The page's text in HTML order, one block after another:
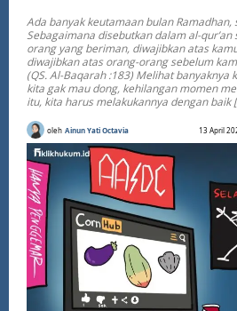
Ada banyak keutamaan bulan
Sebagaimana disebutkan dalam al-
orang yang beriman, diwajibkan atas
diwajibkan atas orang-orang sebelum
(QS. Al-Baqarah :183) Melihat banyaknya
kita gak mau dong, kehilangan momen
itu, kita harus melakukannya dengan baik
oleh Ainun Yati Octavia 13 April